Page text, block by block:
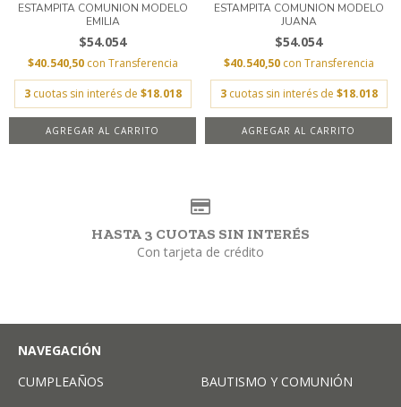
ESTAMPITA COMUNION MODELO
EMILIA
$54.054
$40.540,50 con Transferencia
3 cuotas sin interés de $18.018
AGREGAR AL CARRITO
ESTAMPITA COMUNION MODELO
JUANA
$54.054
$40.540,50 con Transferencia
3 cuotas sin interés de $18.018
AGREGAR AL CARRITO
HASTA 3 CUOTAS SIN INTERÉS
Con tarjeta de crédito
NAVEGACIÓN
CUMPLEAÑOS
BAUTISMO Y COMUNIÓN